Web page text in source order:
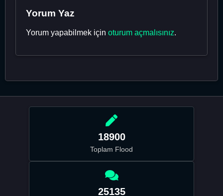
Yorum Yaz
Yorum yapabilmek için oturum açmalısınız.
18900
Toplam Flood
25135